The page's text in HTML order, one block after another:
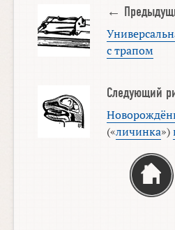
←
с трапом
Следующий
(«личинка»)